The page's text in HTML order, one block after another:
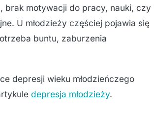
brak motywacji do pracy, nauki, czy
U młodzieży częściej pojawia się
buntu, zaburzenia
depresji wieku młodzieńczego
depresja młodzieży.